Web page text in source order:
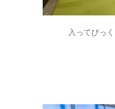
入ってびっ